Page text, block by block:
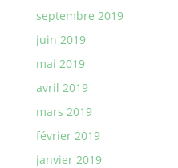
septembre 2019
juin 2019
mai 2019
avril 2019
mars 2019
février 2019
janvier 2019